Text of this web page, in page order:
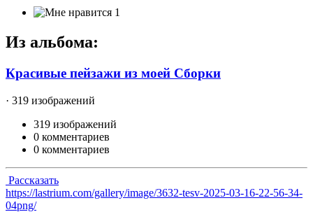
1
Из альбома:
Красивые пейзажи из моей Сборки
· 319 изображений
319 изображений
0 комментариев
0 комментариев
Рассказать
https://lastrium.com/gallery/image/3632-tesv-2025-03-16-22-56-34-
04png/